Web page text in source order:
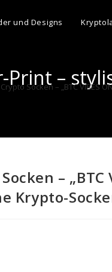
und Designs
Print –
Socken – „BTC VIBES
– „BTC
Krypto-